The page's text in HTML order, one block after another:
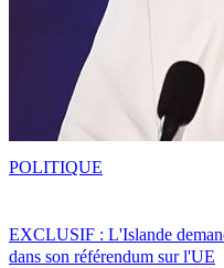
EXCLUSIF : L'Islande
dans son référendum sur l'UE
POLITIQUE